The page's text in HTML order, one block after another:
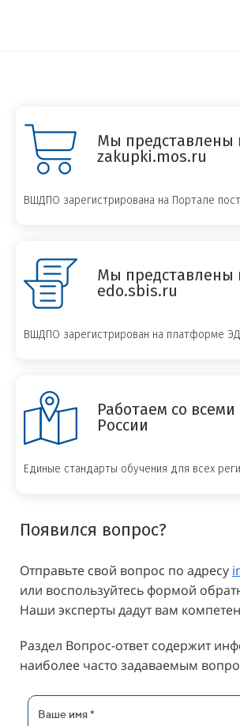
Мы представлены
zakupki.mos.ru
ВШДПО зарегистрирована на Портале
Мы представлены
edo.sbis.ru
ВШДПО зарегистрирован на платформе
Работаем со
России
Единые стандарты обучения для всех
Появился вопрос?
Отправьте свой вопрос по адресу
или воспользуйтесь формой
Наши эксперты дадут вам
Раздел Вопрос-ответ содержит
наиболее часто задаваемым